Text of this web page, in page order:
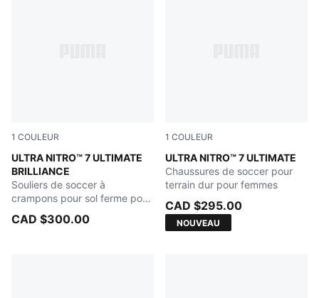
1 COULEUR
ULTRA NITRO™ 7 ULTIMATE
BRILLIANCE
PUMA White-Ultra Orange-Pink Alert-Light Aqua
Souliers de soccer à
crampons pour sol ferme pour
femmes
CAD $300.00
1 COULEUR
ULTRA NITRO™ 7 ULTIMATE
Ultra Red-PUMA Black-
Chaussures de soccer pour
terrain dur pour femmes
CAD $295.00
NOUVEAU